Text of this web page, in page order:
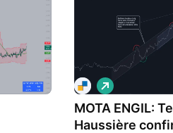
MOTA ENGIL:
Haussière
L
o
n